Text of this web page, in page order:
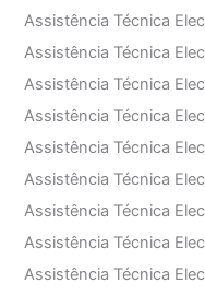
Assistência Técnica
Assistência Técnica
Assistência Técnica
Assistência Técnica
Assistência Técnica
Assistência Técnica
Assistência Técnica
Assistência Técnica
Assistência Técnica